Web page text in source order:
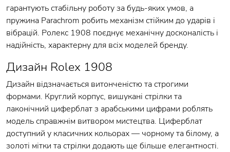
гарантують стабільну роботу за будь-яких умов, а
пружина Parachrom робить механізм стійким до ударів і
вібрацій. Ролекс 1908 поєднує механічну досконалість і
надійність, характерну для всіх моделей бренду.
Дизайн Rolex 1908
Дизайн відзначається витонченістю та строгими
формами. Круглий корпус, вишукані стрілки та
лаконічний циферблат з арабськими цифрами роблять
модель справжнім витвором мистецтва. Циферблат
доступний у класичних кольорах — чорному та білому, а
золоті мітки та стрілки додають ще більше елегантності.